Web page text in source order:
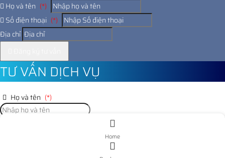
Họ và tên (*)
Số điện thoại (*)
Địa chỉ
TƯ VẤN DỊCH VỤ
Họ và tên (*)
Home